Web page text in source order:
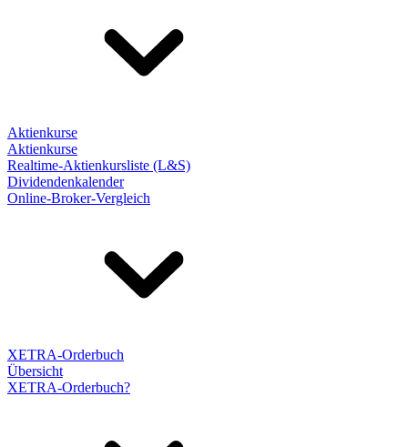
Aktienkurse
Aktienkurse
Realtime-Aktienkursliste (L&S)
Dividendenkalender
Online-Broker-Vergleich
XETRA-Orderbuch
Übersicht
XETRA-Orderbuch?